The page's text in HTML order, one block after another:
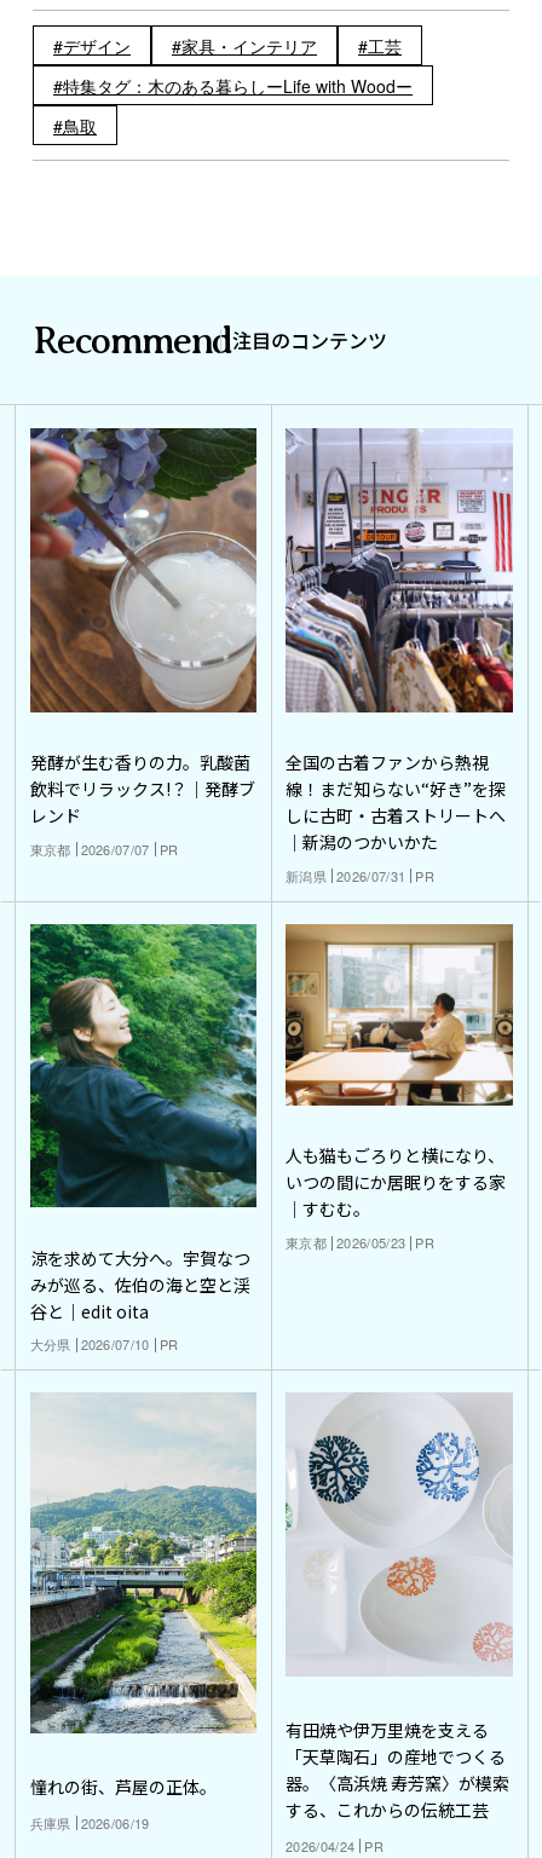
デザイン 家具・インテリア
工芸
特集タグ：木のある暮らしーLife with Woodー
鳥取
Recommend注目のコンテンツ
発酵が生む香りの力。乳酸菌
飲料でリラックス!？｜発酵ブ
レンド
東京都 2026/07/07 PR
全国の古着ファンから熱視
線！まだ知らない“好き”を探
しに古町・古着ストリートへ
｜新潟のつかいかた
新潟県 2026/07/31 PR
涼を求めて大分へ。宇賀なつ
みが巡る、佐伯の海と空と渓
谷と｜edit oita
大分県 2026/07/10 PR
人も猫もごろりと横になり、
いつの間にか居眠りをする家
｜すむむ。
東京都 2026/05/23 PR
憧れの街、芦屋の正体。
兵庫県 2026/06/19
有田焼や伊万里焼を支える
「天草陶石」の産地でつくる
器。〈高浜焼 寿芳窯〉が模索
する、これからの伝統工芸
2026/04/24 PR